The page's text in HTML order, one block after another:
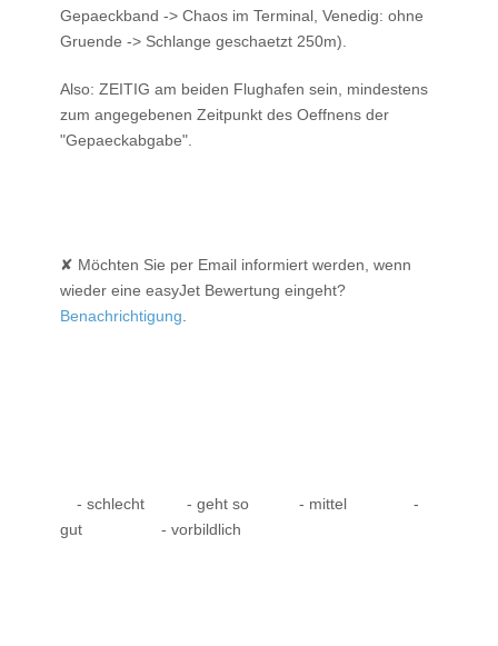
Gepaeckband -> Chaos im Terminal, Venedig: ohne
Gruende -> Schlange geschaetzt 250m).
Also: ZEITIG am beiden Flughafen sein, mindestens
zum angegebenen Zeitpunkt des Oeffnens der
"Gepaeckabgabe".
✘ Möchten Sie per Email informiert werden, wenn
wieder eine easyJet Bewertung eingeht?
Benachrichtigung
- schlecht - geht so - mittel
-
gut
- vorbildlich